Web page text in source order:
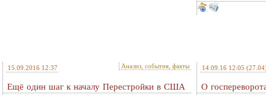
15.09.2016 12:37 Анализ, события, факты
Ещё один шаг к началу Перестройки в США
14.09.16 12:05
О